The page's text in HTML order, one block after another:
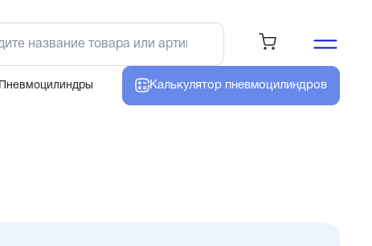
Пневмоцилиндры Калькулятор пневмоцилиндров